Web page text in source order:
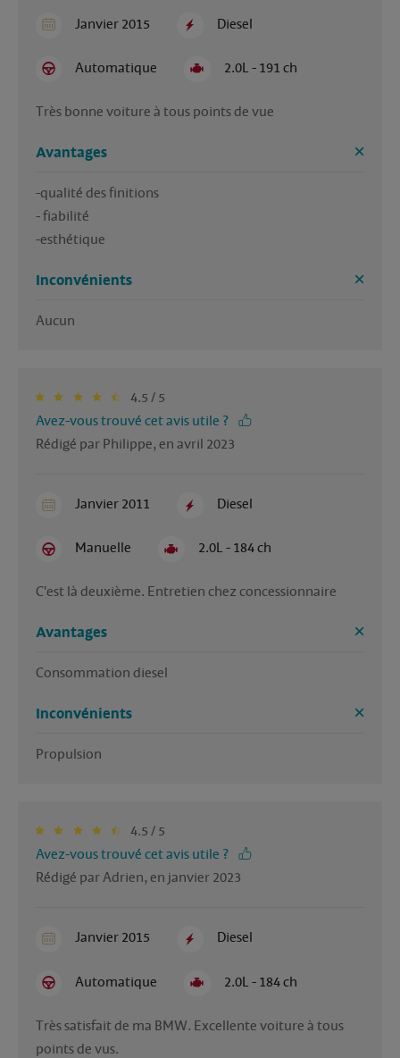
Janvier 2015 Diesel
Automatique 2.0L - 191 ch
Très bonne voiture à tous points de vue
Avantages
-qualité des finitions
- fiabilité
Inconvénients
Aucun
4.5 / 5
Avez-vous trouvé cet avis utile ?
Rédigé par Philippe, en avril 2023
Janvier 2011 Diesel
Manuelle 2.0L - 184 ch
C'est là deuxième. Entretien chez concessionnaire
Avantages
Consommation diesel
Inconvénients
Propulsion
4.5 / 5
Avez-vous trouvé cet avis utile ?
Rédigé par Adrien, en janvier 2023
Janvier 2015 Diesel
Automatique 2.0L - 184 ch
Très satisfait de ma BMW. Excellente voiture à tous
points de vus.